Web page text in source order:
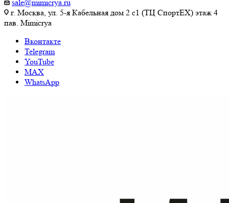
sale@mimicrya.ru
г. Москва, ул. 5-я Кабельная дом 2 с1 (ТЦ СпортEX) этаж 4
пав. Mimicrya
Вконтакте
Telegram
YouTube
MAX
WhatsApp